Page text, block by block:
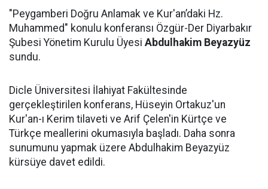
"Peygamberi Doğru Anlamak ve Kur'an’daki Hz.
Muhammed" konulu konferansı Özgür-Der Diyarbakır
Şubesi Yönetim Kurulu Üyesi Abdulhakim Beyazyüz
sundu.
Dicle Üniversitesi İlahiyat Fakültesinde
gerçekleştirilen konferans, Hüseyin Ortakuz'un
Kur'an-ı Kerim tilaveti ve Arif Çelen'in Kürtçe ve
Türkçe meallerini okumasıyla başladı. Daha sonra
sunumunu yapmak üzere Abdulhakim Beyazyüz
kürsüye davet edildi.